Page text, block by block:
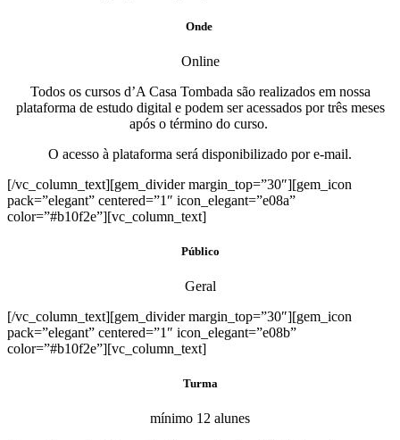
Onde
Online
Todos os cursos d’A Casa Tombada são realizados em nossa
plataforma de estudo digital e podem ser acessados por três meses
após o término do curso.
O acesso à plataforma será disponibilizado por e-mail.
[/vc_column_text][gem_divider margin_top=”30″][gem_icon
pack=”elegant” centered=”1″ icon_elegant=”e08a”
color=”#b10f2e”][vc_column_text]
Público
Geral
[/vc_column_text][gem_divider margin_top=”30″][gem_icon
pack=”elegant” centered=”1″ icon_elegant=”e08b”
color=”#b10f2e”][vc_column_text]
Turma
mínimo 12 alunes